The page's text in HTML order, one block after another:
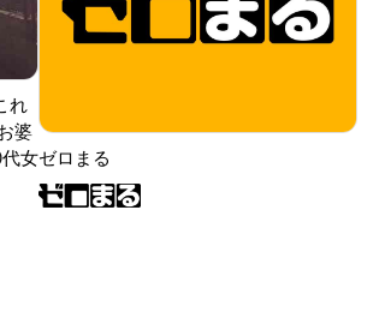
れ
婆
女ゼロまる